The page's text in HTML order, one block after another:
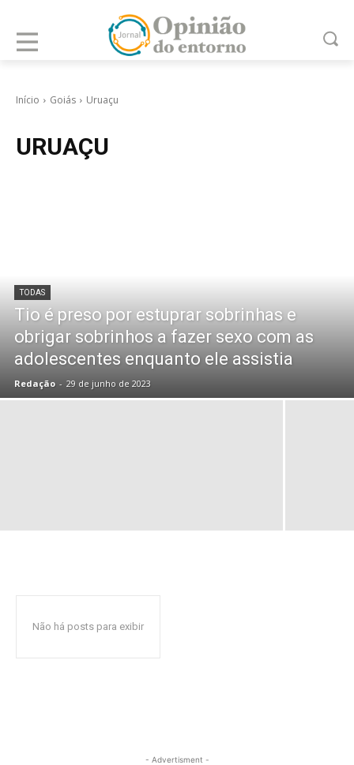
Início Goiás Uruaçu
URUAÇU
TODAS
Tio é preso por estuprar sobrinhas e
obrigar sobrinhos a fazer sexo com as
adolescentes enquanto ele assistia
Redação - 29 de junho de 2023
Não há posts para exibir
- Advertisment -